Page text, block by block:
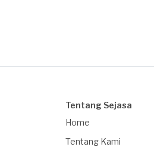
Tentang Sejasa
Home
Tentang Kami